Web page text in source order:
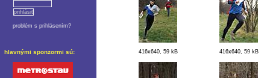
problém s prihlásením?
hlavnými sponzormi sú: 416x640, 59 kB 416x640, 59 kB